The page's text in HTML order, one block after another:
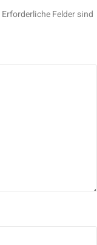
Erforderliche Felder sind